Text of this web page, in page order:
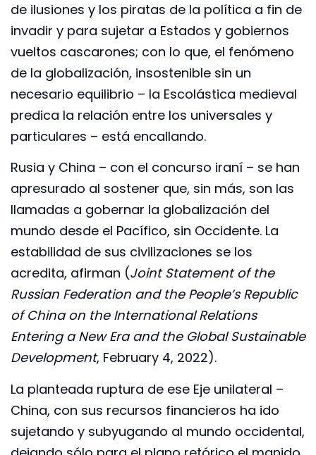
de ilusiones y los piratas de la política a fin de
invadir y para sujetar a Estados y gobiernos
vueltos cascarones; con lo que, el fenómeno
de la globalización, insostenible sin un
necesario equilibrio – la Escolástica medieval
predica la relación entre los universales y
particulares – está encallando.
Rusia y China – con el concurso iraní – se han
apresurado al sostener que, sin más, son las
llamadas a gobernar la globalización del
mundo desde el Pacífico, sin Occidente. La
estabilidad de sus civilizaciones se los
acredita, afirman (Joint Statement of the
Russian Federation and the People’s Republic
of China on the International Relations
Entering a New Era and the Global Sustainable
Development, February 4, 2022).
La planteada ruptura de ese Eje unilateral –
China, con sus recursos financieros ha ido
sujetando y subyugando al mundo occidental,